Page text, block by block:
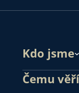
Kdo jsme
Čemu